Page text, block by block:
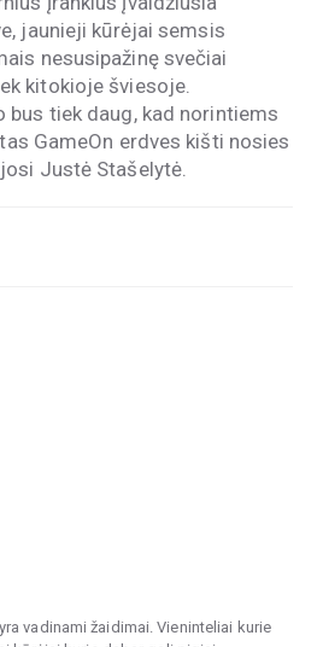
jaunieji kūrėjai semsis
nesusipažinę svečiai
kitokioje šviesoje.
tiek daug, kad norintiems
GameOn erdves kišti nosies
Justė Stašelytė.
vadinami žaidimai. Vieninteliai kurie